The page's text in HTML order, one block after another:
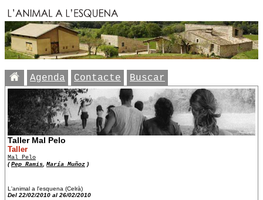
Agenda Contacte Buscar
Taller Mal Pelo
Taller
Mal Pelo
(Pep Ramis María Muñoz )
L'animal a l'esquena (Celrà)
Del 22/02/2010 al 26/02/2010